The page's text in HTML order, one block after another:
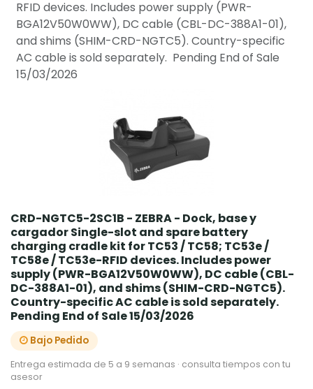
RFID devices. Includes power supply (PWR-
BGA12V50W0WW), DC cable (CBL-DC-388A1-01),
and shims (SHIM-CRD-NGTC5). Country-specific
AC cable is sold separately. Pending End of Sale
15/03/2026
CRD-NGTC5-2SC1B - ZEBRA - Dock, base y
cargador Single-slot and spare battery
charging cradle kit for TC53 / TC58; TC53e /
TC58e / TC53e-RFID devices. Includes power
supply (PWR-BGA12V50W0WW), DC cable (CBL-
DC-388A1-01), and shims (SHIM-CRD-NGTC5).
Country-specific AC cable is sold separately.
Pending End of Sale 15/03/2026
Bajo Pedido
Entrega estimada de 5 a 9 semanas · consulta tiempos con tu
asesor